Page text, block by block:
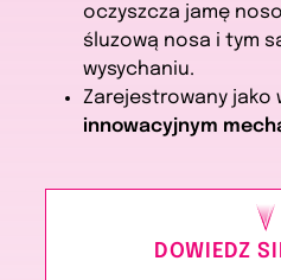
oczyszcza jamę
śluzową nosa i tym
wysychaniu.
Zarejestrowany jako
innowacyjnym
DOWIEDZ